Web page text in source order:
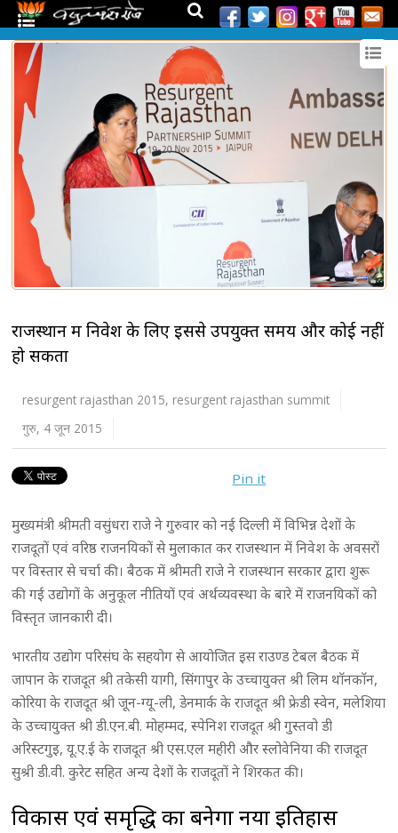
राजस्थान में निवेश के लिए इससे उपयुक्त समय और कोई नहीं
हो सकता
resurgent rajasthan 2015, resurgent rajasthan summit
गुरु, 4 जून 2015
Pin it
मुख्यमंत्री श्रीमती वसुंधरा राजे ने गुरुवार को नई दिल्ली में विभिन्न देशों के
राजदूतों एवं वरिष्ठ राजनयिकों से मुलाकात कर राजस्थान में निवेश के अवसरों
पर विस्तार से चर्चा की। बैठक में श्रीमती राजे ने राजस्थान सरकार द्वारा शुरू
की गई उद्योगों के अनुकूल नीतियों एवं अर्थव्यवस्था के बारे में राजनयिकों को
विस्तृत जानकारी दी।
भारतीय उद्योग परिसंघ के सहयोग से आयोजित इस राउण्ड टेबल बैठक में
जापान के राजदूत श्री तकेसी यागी, सिंगापुर के उच्चायुक्त श्री लिम थाॅनकाॅन,
कोरिया के राजदूत श्री जून-ग्यू-ली, डेनमार्क के राजदूत श्री फ्रेडी स्वेन, मलेशिया
के उच्चायुक्त श्री डी.एन.बी. मोहम्मद, स्पेनिश राजदूत श्री गुस्तवो डी
अरिस्टगुइ, यू.ए.ई के राजदूत श्री एस.एल महीरी और स्लोवेनिया की राजदूत
सुश्री डी.वी. कुरेट सहित अन्य देशों के राजदूतों ने शिरकत की।
विकास एवं समृद्धि का बनेगा नया इतिहास